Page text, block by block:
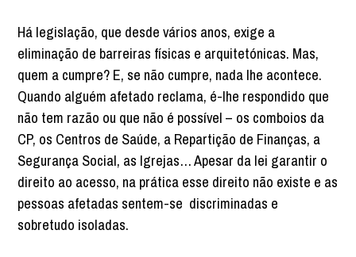
Há legislação, que desde vários anos, exige a
eliminação de barreiras físicas e arquitetónicas. Mas,
quem a cumpre? E, se não cumpre, nada lhe acontece.
Quando alguém afetado reclama, é-lhe respondido que
não tem razão ou que não é possível – os comboios da
CP, os Centros de Saúde, a Repartição de Finanças, a
Segurança Social, as Igrejas… Apesar da lei garantir o
direito ao acesso, na prática esse direito não existe e as
pessoas afetadas sentem-se discriminadas e
sobretudo isoladas.